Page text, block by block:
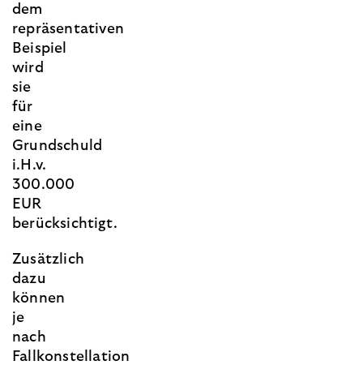
dem
repräsentativen
Beispiel
wird
sie
für
eine
Grundschuld
i.H.v.
300.000
EUR
berücksichtigt.
Zusätzlich
dazu
können
je
nach
Fallkonstellation